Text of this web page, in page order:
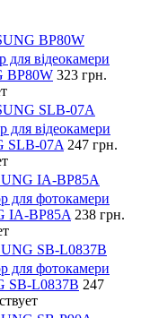
BP80W
для відеокамери
BP80W 323 грн.
SLB-07A
для відеокамери
SLB-07A 247 грн.
IA-BP85A
для фотокамери
IA-BP85A 238 грн.
SB-L0837B
для фотокамери
SB-L0837B 247